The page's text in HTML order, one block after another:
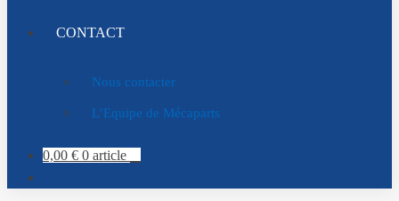
CONTACT
Nous contacter
L’Equipe de Mécaparts
0,00 € 0 article